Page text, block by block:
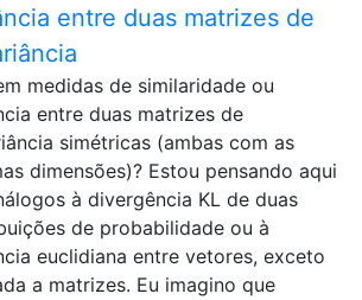
entre duas matrizes de
medidas de similaridade ou
entre duas matrizes de
simétricas (ambas com as
dimensões)? Estou pensando aqui
à divergência KL de duas
de probabilidade ou à
euclidiana entre vetores, exceto
a matrizes. Eu imagino que